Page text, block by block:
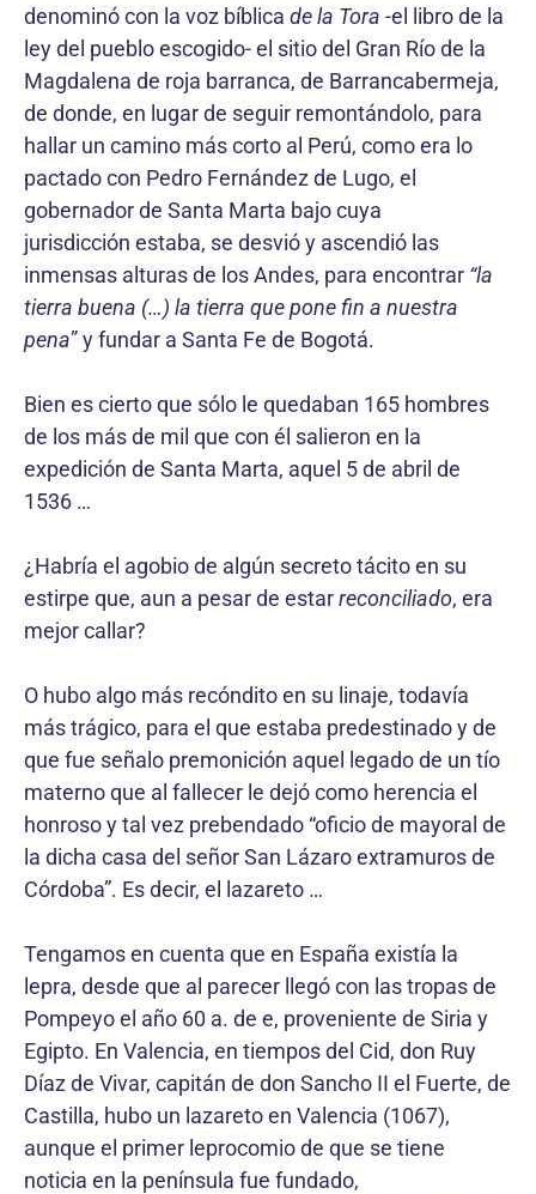
denominó con la voz bíblica de la Tora -el libro de la
ley del pueblo escogido- el sitio del Gran Río de la
Magdalena de roja barranca, de Barrancabermeja,
de donde, en lugar de seguir remontándolo, para
hallar un camino más corto al Perú, como era lo
pactado con Pedro Fernández de Lugo, el
gobernador de Santa Marta bajo cuya
jurisdicción estaba, se desvió y ascendió las
inmensas alturas de los Andes, para encontrar “la
tierra buena (…) la tierra que pone fin a nuestra
pena” y fundar a Santa Fe de Bogotá.
Bien es cierto que sólo le quedaban 165 hombres
de los más de mil que con él salieron en la
expedición de Santa Marta, aquel 5 de abril de
1536 …
¿Habría el agobio de algún secreto tácito en su
estirpe que, aun a pesar de estarreconciliado, era
mejor callar?
O hubo algo más recóndito en su linaje, todavía
más trágico, para el que estaba predestinado y de
que fue señalo premonición aquel legado de un tío
materno que al fallecer le dejó como herencia el
honroso y tal vez prebendado “oficio de mayoral de
la dicha casa del señor San Lázaro extramuros de
Córdoba”. Es decir, el lazareto …
Tengamos en cuenta que en España existía la
lepra, desde que al parecer llegó con las tropas de
Pompeyo el año 60 a. de e, proveniente de Siria y
Egipto. En Valencia, en tiempos del Cid, don Ruy
Díaz de Vivar, capitán de don Sancho II el Fuerte, de
Castilla, hubo un lazareto en Valencia (1067),
aunque el primer leprocomio de que se tiene
noticia en la península fue fundado,